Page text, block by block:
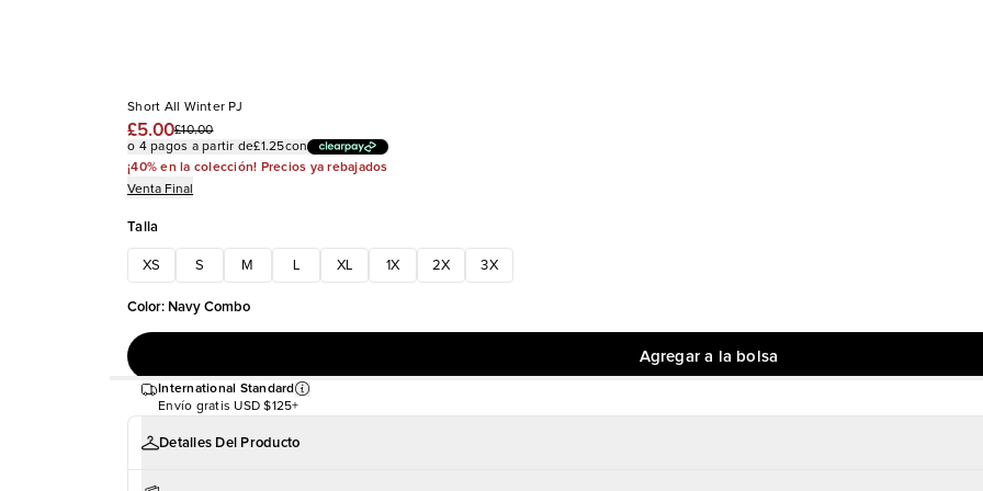
Short All Winter PJ
£5.00£10.00
o 4 pagos a partir de£1.25con
¡40% en la colección! Precios ya rebajados
Venta Final
Talla
XS S M XL 1X 2X 3X
Color: Navy Combo
Agregar a la bolsa
International Standard
Envío gratis USD $125+
Detalles Del Producto